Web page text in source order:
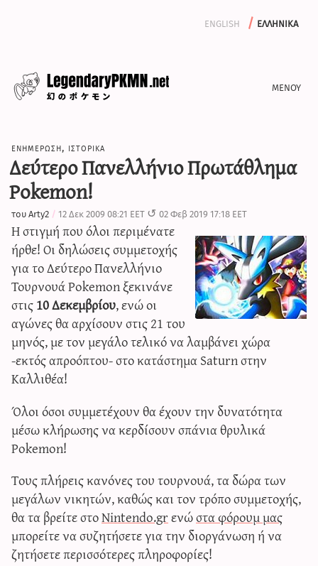
english ελληνικα
αφιερωματα
αρχειο
iv calculator
ενημερωση, ιστορικα
Δεύτερο Πανελλήνιο Πρωτάθλημα
Pokemon!
τουArty2 12 Δεκ 2009 08:21 EET 02 Φεβ 2019 17:18 EET
Η στιγμή που όλοι περιμένατε
ήρθε! Οι δηλώσεις συμμετοχής
για το Δεύτερο Πανελλήνιο
Τουρνουά Pokemon ξεκινάνε
στις10 Δεκεμβρίου, ενώ οι
αγώνες θα αρχίσουν στις 21 του
μηνός, με τον μεγάλο τελικό να λαμβάνει χώρα
-εκτός απροόπτου- στο κατάστημα Saturn στην
Καλλιθέα!
Όλοι όσοι συμμετέχουν θα έχουν την δυνατότητα
μέσω κλήρωσης να κερδίσουν σπάνια θρυλικά
Pokemon!
Tους πλήρεις κανόνες του τουρνουά, τα δώρα των
μεγάλων νικητών, καθώς και τον τρόπο συμμετοχής,
θα τα βρείτε στοNintendo.grενώστα φόρουμ μας
μπορείτε να συζητήσετε για την διοργάνωση ή να
ζητήσετε περισσότερες πληροφορίες!